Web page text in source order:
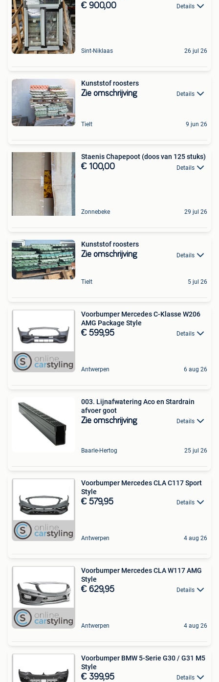
€ 900,00 Details
Sint-Niklaas 26 jul 26
Kunststof roosters
Zie omschrijving Details
Tielt 9 jun 26
Staenis Chapepoot (doos van 125 stuks)
€ 100,00 Details
Zonnebeke 29 jul 26
Kunststof roosters
Zie omschrijving Details
Tielt 5 jul 26
Voorbumper Mercedes C-Klasse W206
AMG Package Style
€ 599,95 Details
Antwerpen 6 aug 26
003. Lijnafwatering Aco en Stardrain
afvoer goot
Zie omschrijving Details
Baarle-Hertog 25 jul 26
Voorbumper Mercedes CLA C117 Sport
Style
€ 579,95 Details
Antwerpen 4 aug 26
Voorbumper Mercedes CLA W117 AMG
Style
€ 629,95 Details
Antwerpen 4 aug 26
Voorbumper BMW 5-Serie G30 / G31 M5
Style
€ 399,95 Details